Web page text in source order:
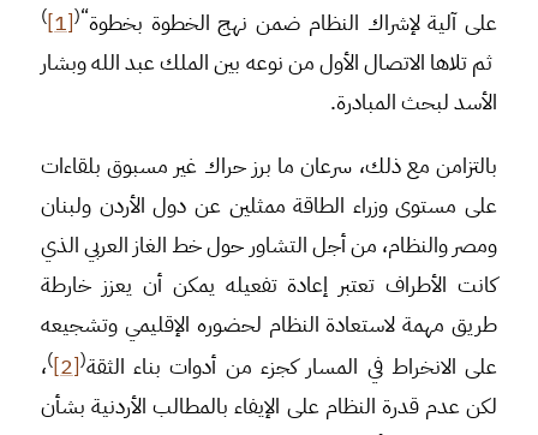
على آلية لإشراك النظام ضمن نهج الخطوة بخطوة“(
[1]
)
ثم تلاها الاتصال الأول من نوعه بين الملك عبد الله وبشار
الأسد لبحث المبادرة.
بالتزامن مع ذلك، سرعان ما برز حراك غير مسبوق بلقاءات
على مستوى وزراء الطاقة ممثلين عن دول الأردن ولبنان
ومصر والنظام، من أجل التشاور حول خط الغاز العربي الذي
كانت الأطراف تعتبر إعادة تفعيله يمكن أن يعزز خارطة
طريق مهمة لاستعادة النظام لحضوره الإقليمي وتشجيعه
على الانخراط في المسار كجزء من أدوات بناء الثقة(
[2]
)،
لكن عدم قدرة النظام على الإيفاء بالمطالب الأردنية بشأن